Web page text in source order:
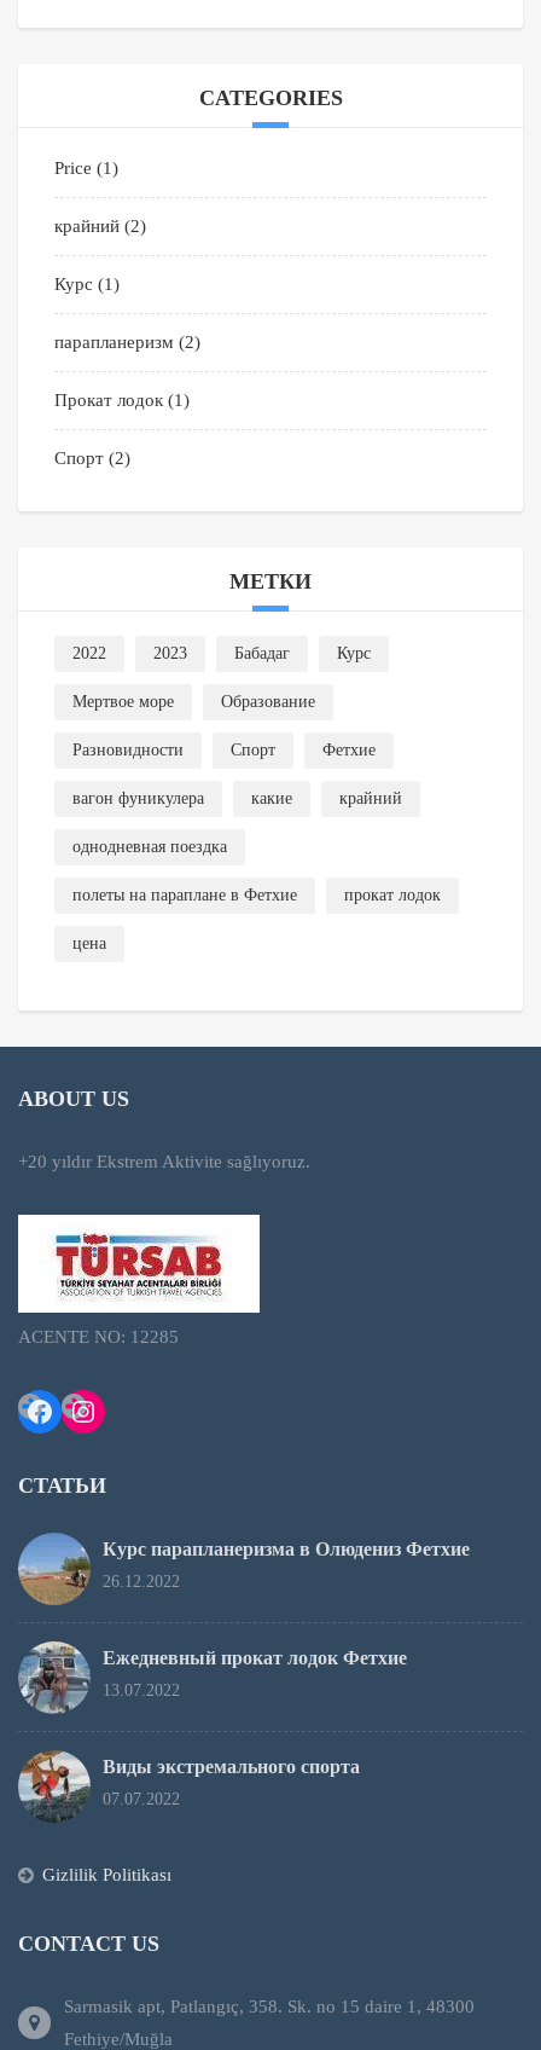
CATEGORIES
Price (1)
крайний (2)
Курс (1)
парапланеризм (2)
Прокат лодок (1)
Спорт (2)
МЕТКИ
2022 2023 Бабадаг Курс
Мертвое море Образование
Разновидности Спорт Фетхие
вагон фуникулера какие крайний
однодневная поездка
полеты на параплане в Фетхие прокат лодок
цена
ABOUT US
+20 yıldır Ekstrem Aktivite sağlıyoruz.
ACENTE NO: 12285
Facebook
Instagram
СТАТЬИ
Курс парапланеризма в Олюдениз Фетхие
26.12.2022
Ежедневный прокат лодок Фетхие
13.07.2022
Виды экстремального спорта
07.07.2022
Gizlilik Politikası
CONTACT US
Sarmasik apt, Patlangıç, 358. Sk. no 15 daire 1, 48300
Fethiye/Muğla